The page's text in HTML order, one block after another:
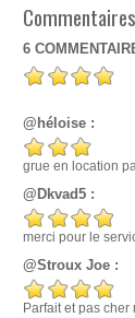
6
@héloise :
grue en location
@Dkvad5 :
merci pour le
@Stroux Joe :
Parfait et pas